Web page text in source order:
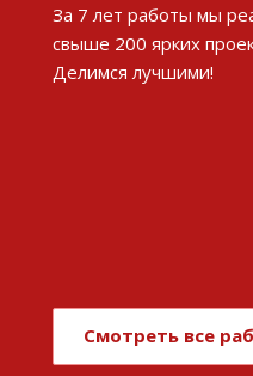
За 7 лет работы мы
свыше 200 ярких
Делимся лучшими!
Смотреть все